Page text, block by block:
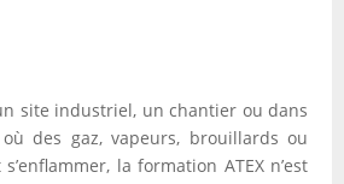
site industriel, un chantier ou dans
des gaz, vapeurs, brouillards ou
la formation ATEX n’est